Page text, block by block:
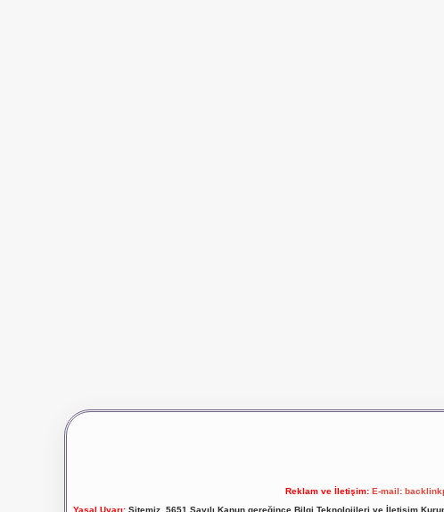
Reklam ve İletişim: E-mail:
Yasal Uyarı:Sitemiz, 5651 Sayılı Kanun gereğince Bilgi Teknolojileri ve İletişim